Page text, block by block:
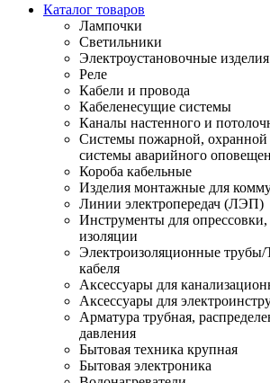
Каталог товаров
Лампочки
Светильники
Электроустановочные изделия
Реле
Кабели и провода
Кабеленесущие системы
Каналы настенного и
Системы пожарной, охранной
системы аварийного
Короба кабельные
Изделия монтажные для
Линии электропередач (ЛЭП)
Инструменты для опрессовки,
изоляции
Электроизоляционные
кабеля
Аксессуары для
Аксессуары для
Арматура трубная,
давления
Бытовая техника крупная
Бытовая электроника